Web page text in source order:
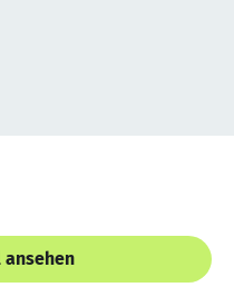
ansehen